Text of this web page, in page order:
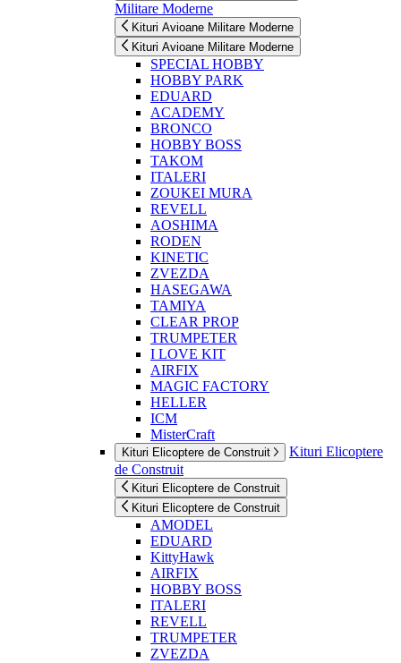
Militare Moderne
Kituri Avioane Militare Moderne
Kituri Avioane Militare Moderne
SPECIAL HOBBY
HOBBY PARK
EDUARD
ACADEMY
BRONCO
HOBBY BOSS
TAKOM
ITALERI
ZOUKEI MURA
REVELL
AOSHIMA
RODEN
KINETIC
ZVEZDA
HASEGAWA
TAMIYA
CLEAR PROP
TRUMPETER
I LOVE KIT
AIRFIX
MAGIC FACTORY
HELLER
ICM
MisterCraft
Kituri Elicoptere de Construit
Kituri Elicoptere
de Construit
Kituri Elicoptere de Construit
Kituri Elicoptere de Construit
AMODEL
EDUARD
KittyHawk
AIRFIX
HOBBY BOSS
ITALERI
REVELL
TRUMPETER
ZVEZDA